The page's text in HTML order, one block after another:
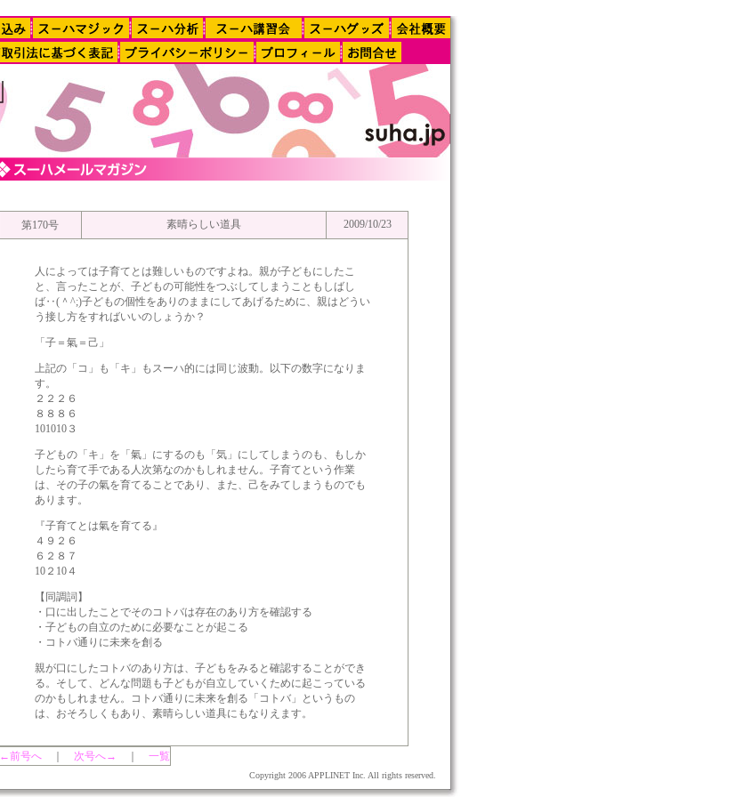
第170号 素晴らしい道具 2009/10/23
人によっては子育てとは難しいものですよね。親が子どもにしたこ
と、言ったことが、子どもの可能性をつぶしてしまうこともしばし
ば‥(＾^;)子どもの個性をありのままにしてあげるために、親はどうい
う接し方をすればいいのしょうか？
「子＝氣＝己」
上記の「コ」も「キ」もスーハ的には同じ波動。以下の数字になりま
す。
２２２６
８８８６
101010３
子どもの「キ」を「氣」にするのも「気」にしてしまうのも、もしか
したら育て手である人次第なのかもしれません。子育てという作業
は、その子の氣を育てることであり、また、己をみてしまうものでも
あります。
『子育てとは氣を育てる』
４９２６
６２８７
10２10４
【同調詞】
・口に出したことでそのコトバは存在のあり方を確認する
・子どもの自立のために必要なことが起こる
・コトバ通りに未来を創る
親が口にしたコトバのあり方は、子どもをみると確認することができ
る。そして、どんな問題も子どもが自立していくために起こっている
のかもしれません。コトバ通りに未来を創る「コトバ」というもの
は、おそろしくもあり、素晴らしい道具にもなりえます。
←前号へ 次号へ→ 一覧
Copyright 2006 APPLINET Inc. All rights reserved.